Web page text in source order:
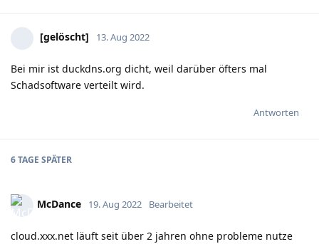
[gelöscht] 13. Aug 2022
Bei mir ist duckdns.org dicht, weil darüber öfters mal
Schadsoftware verteilt wird.
Antworten
6 TAGE SPÄTER
McDance 19. Aug 2022 Bearbeitet
cloud.xxx.net läuft seit über 2 jahren ohne probleme nutze